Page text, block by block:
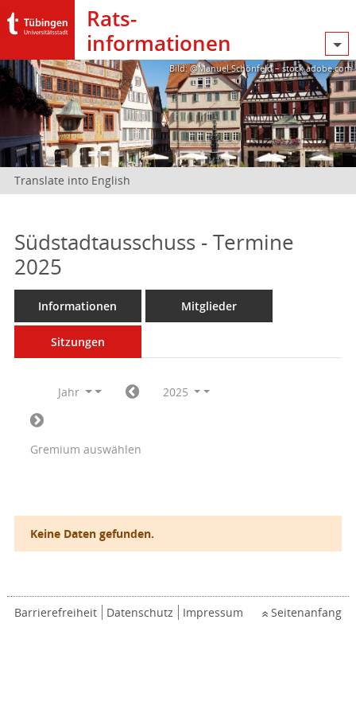
Rats­
informationen
Bild: @Manuel Schönfeld – stock.adobe.com
Translate into English
Südstadtausschuss - Termine
2025
Informationen Mitglieder
Sitzungen
Jahr 2025
Gremium auswählen
Keine Daten gefunden.
Barrierefreiheit Datenschutz Impressum Seitenanfang